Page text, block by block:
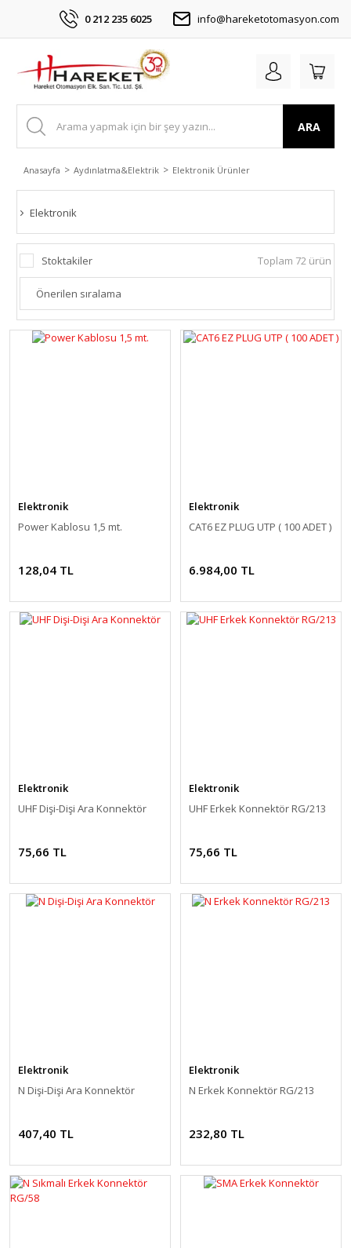
0 212 235 6025 info@hareketotomasyon.com
ARA
Anasayfa Aydınlatma&Elektrik Elektronik Ürünler
Elektronik
Stoktakiler Toplam 72 ürün
Elektronik
Power Kablosu 1,5 mt.
128,04 TL
Elektronik
CAT6 EZ PLUG UTP ( 100 ADET )
6.984,00 TL
Elektronik
UHF Dişi-Dişi Ara Konnektör
75,66 TL
Elektronik
UHF Erkek Konnektör RG/213
75,66 TL
Elektronik
N Dişi-Dişi Ara Konnektör
407,40 TL
Elektronik
N Erkek Konnektör RG/213
232,80 TL